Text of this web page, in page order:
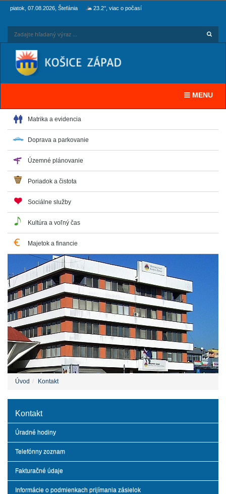
piatok, 07.08.2026, Štefánia 23.2°, viac o počasí
Toggle
MENU
Matrika a evidencia
Doprava a parkovanie
Územné plánovanie
Poriadok a čistota
Sociálne služby
Kultúra a voľný čas
Majetok a financie
Úvod Kontakt
Kontakt
Úradné hodiny
Telefónny zoznam
Fakturačné údaje
Informácie o podmienkach prijímania zásielok